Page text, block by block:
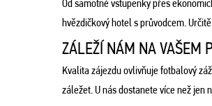
Od samotné vstupenky přes
hvězdičkový hotel s průvodcem.
ZÁLEŽÍ NÁM NA VAŠEM
Kvalita zájezdu ovlivňuje fotbalový
záležet. U nás dostanete více než jen